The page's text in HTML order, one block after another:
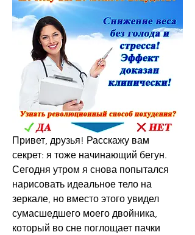
Привет, друзья! Расскажу вам
секрет: я тоже начинающий бегун.
Сегодня утром я снова попытался
нарисовать идеальное тело на
зеркале, но вместо этого увидел
сумасшедшего моего двойника,
который во сне поглощает пачки